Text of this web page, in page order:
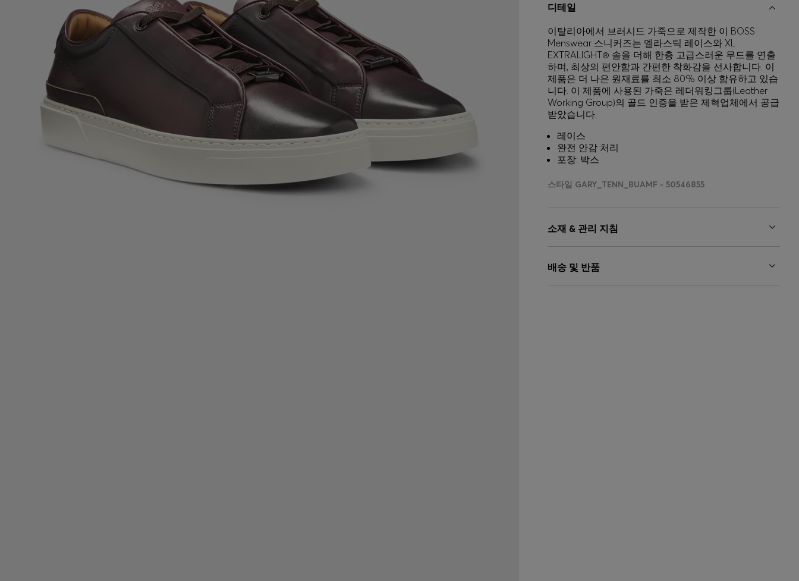
디테일
이탈리아에서 브러시드 가죽으로 제작한 이 BOSS
Menswear 스니커즈는 엘라스틱 레이스와 XL
EXTRALIGHT® 솔을 더해 한층 고급스러운 무드를 연출
하며, 최상의 편안함과 간편한 착화감을 선사합니다. 이
제품은 더 나은 원재료를 최소 80% 이상 함유하고 있습
니다. 이 제품에 사용된 가죽은 레더워킹그룹(Leather
Working Group)의 골드 인증을 받은 제혁업체에서 공급
받았습니다.
레이스
완전 안감 처리
포장: 박스
스타일 GARY_TENN_BUAMF - 50546855
소재 & 관리 지침
배송 및 반품